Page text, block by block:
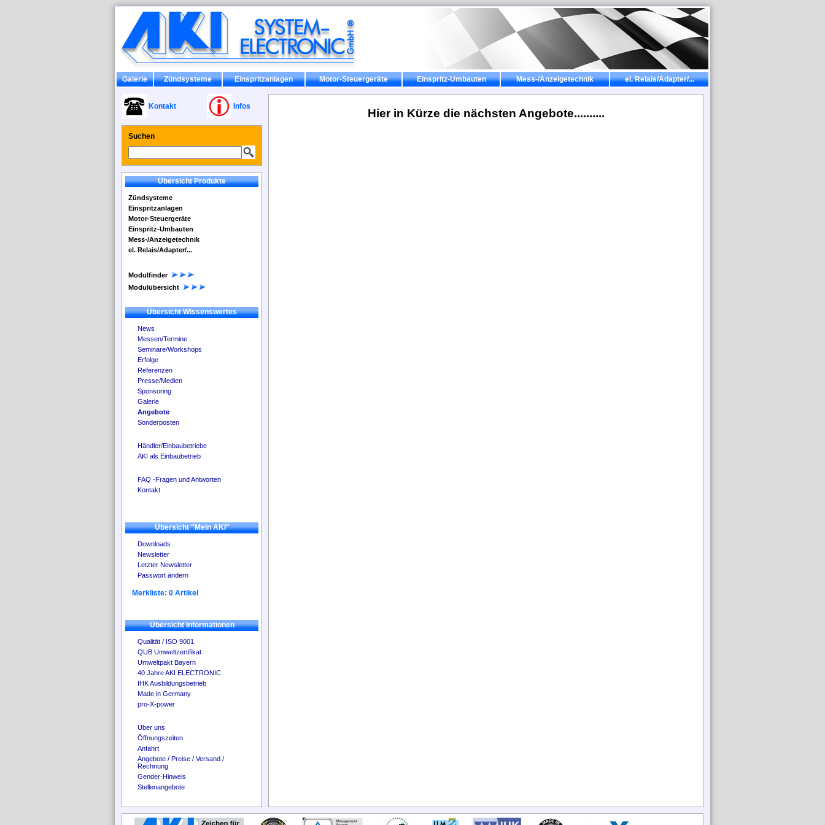
Galerie Zündsysteme Einspritzanlagen Motor-Steuergeräte Einspritz-Umbauten Mess-/Anzeigetechnik el. Relais/Adapter/...
Kontakt Infos
Suchen
Übersicht Produkte
Zündsysteme
Einspritzanlagen
Motor-Steuergeräte
Einspritz-Umbauten
Mess-/Anzeigetechnik
el. Relais/Adapter/...
Modulfinder
Modulübersicht
Übersicht Wissenswertes
News
Messen/Termine
Seminare/Workshops
Erfolge
Referenzen
Presse/Medien
Sponsoring
Galerie
Angebote
Sonderposten
Händler/Einbaubetriebe
AKI als Einbaubetrieb
FAQ -Fragen und Antworten
Kontakt
Übersicht "Mein AKI"
Downloads
Newsletter
Letzter Newsletter
Passwort ändern
Merkliste: 0 Artikel
Übersicht Informationen
Qualität / ISO 9001
QUB Umweltzertifikat
Umweltpakt Bayern
40 Jahre AKI ELECTRONIC
IHK Ausbildungsbetrieb
Made in Germany
pro-X-power
Über uns
Öffnungszeiten
Anfahrt
Angebote / Preise / Versand /
Rechnung
Gender-Hinweis
Stellenangebote
Hier in Kürze die nächsten Angebote..........